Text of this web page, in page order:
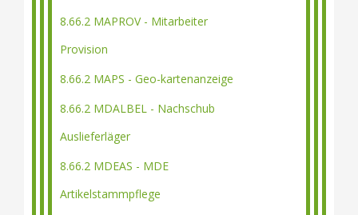
8.66.2 MAPROV - Mitarbeiter
Provision
8.66.2 MAPS - Geo-kartenanzeige
8.66.2 MDALBEL - Nachschub
Auslieferläger
8.66.2 MDEAS - MDE
Artikelstammpflege